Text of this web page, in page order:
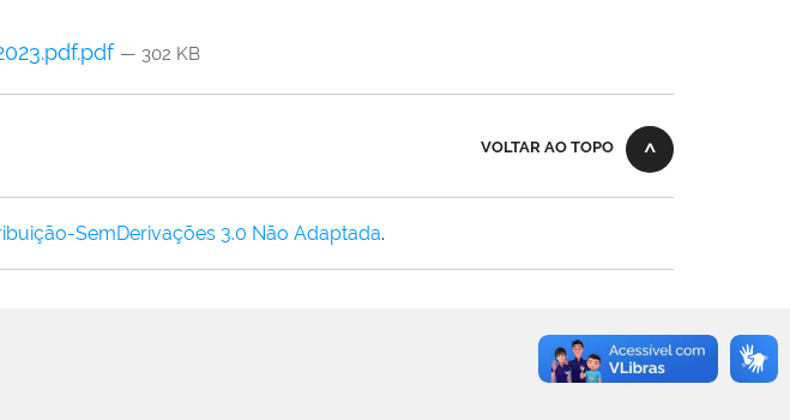
— 302 KB
VOLTAR AO TOPO
SemDerivações 3.0 Não Adaptada.